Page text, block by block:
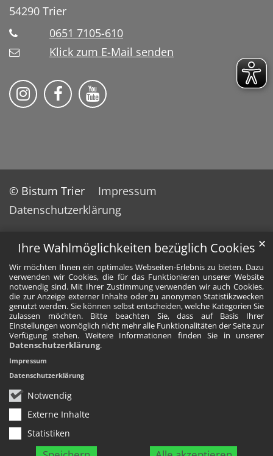
Ihre Wahlmöglichkeiten bezüglich Cookies
Wir möchten Ihnen ein optimales Webseiten-Erlebnis zu bieten. Dazu
verwenden wir Cookies, die für das Funktionieren unserer Website
notwendig sind. Mit Ihrer Zustimmung verwenden wir auch Cookies,
die zur Anzeige externer Inhalte oder zu anonymen Statistikzwecken
genutzt werden. Sie können selbst entscheiden, welche Kategorien Sie
zulassen möchten. Bitte beachten Sie, dass auf Basis Ihrer
Einstellungen womöglich nicht mehr alle Funktionalitäten der Seite zur
Verfügung stehen. Weitere Informationen finden Sie in unserer
Datenschutzerklärung.
Notwendig
Externe Inhalte
Statistiken
✕
Impressum
Datenschutzerklärung
54290 Trier
0651 7105-610
Klick zum E-Mail senden
Bistum Trier auf Instragram
Bistum Trier auf Facebook
Bistum Trier auf YouTube
© Bistum Trier
Impressum
Datenschutzerklärung